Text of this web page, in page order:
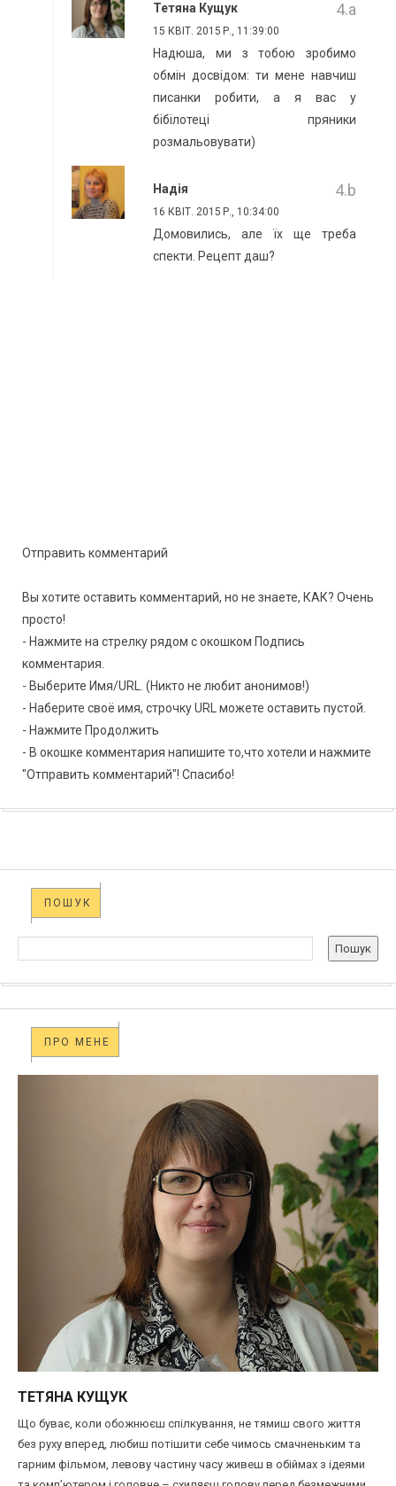
Тетяна Кущук
15 КВІТ. 2015 Р., 11:39:00
Надюша, ми з тобою зробимо
обмін досвідом: ти мене навчиш
писанки робити, а я вас у
бібілотеці пряники
розмальовувати)
Надія
16 КВІТ. 2015 Р., 10:34:00
Домовились, але їх ще треба
спекти. Рецепт даш?
Отправить комментарий
Вы хотите оставить комментарий, но не знаете, КАК? Очень
просто!
- Нажмите на стрелку рядом с окошком Подпись
комментария.
- Выберите Имя/URL. (Никто не любит анонимов!)
- Наберите своё имя, строчку URL можете оставить пустой.
- Нажмите Продолжить
- В окошке комментария напишите то,что хотели и нажмите
"Отправить комментарий"! Спасибо!
ПОШУК
ПРО МЕНЕ
ТЕТЯНА КУЩУК
Що буває, коли обожнюєш спілкування, не тямиш свого життя
без руху вперед, любиш потішити себе чимось смачненьким та
гарним фільмом, левову частину часу живеш в обіймах з ідеями